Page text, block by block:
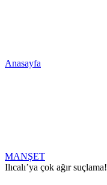
Anasayfa
MANŞET
Ilıcalı’ya çok ağır suçlama!